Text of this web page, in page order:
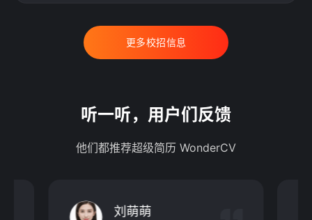
更多校招信息
听一听，用户们反馈
他们都推荐超级简历 WonderCV
刘萌萌